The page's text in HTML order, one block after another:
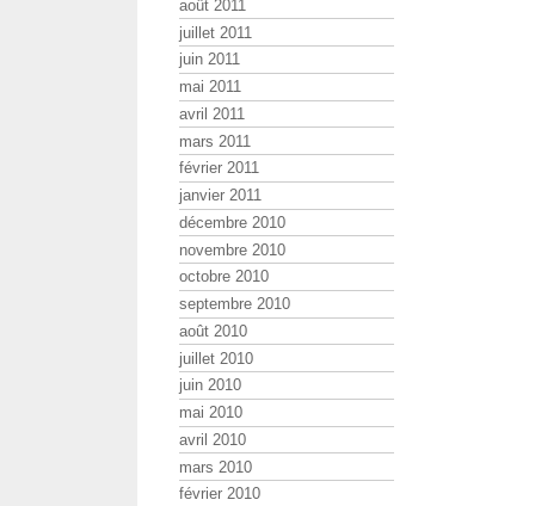
août 2011
juillet 2011
juin 2011
mai 2011
avril 2011
mars 2011
février 2011
janvier 2011
décembre 2010
novembre 2010
octobre 2010
septembre 2010
août 2010
juillet 2010
juin 2010
mai 2010
avril 2010
mars 2010
février 2010